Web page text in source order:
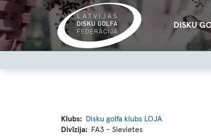
Pārlekt
galveno
saturu
navigation
DISKU
menu
Klubs
Disku golfa klubs LOJA
Divīzija
FA3 - Sievietes